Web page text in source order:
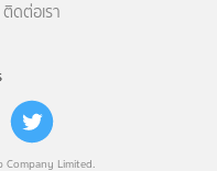
Limited.
ติดต่อเรา